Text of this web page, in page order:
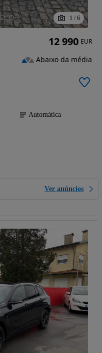
1 / 6
Automática
Ver anúncios
12 990 EUR
Abaixo da média